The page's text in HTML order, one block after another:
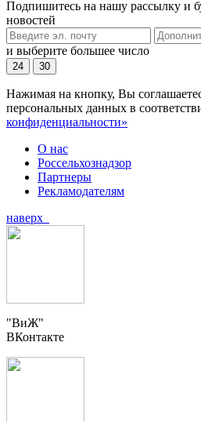
Подпишитесь на нашу рассылку и
новостей
и выберите большее число
24 30
Нажимая на кнопку, Вы
персональных данных в
конфиденциальности»
О нас
Россельхознадзор
Партнеры
Рекламодателям
наверх
"ВиЖ"
ВКонтакте